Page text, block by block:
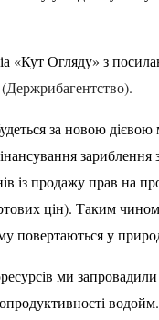
«Кут Огляду» з
за новою
зариблення
із продажу прав на
цін). Таким
повертаються у
ми